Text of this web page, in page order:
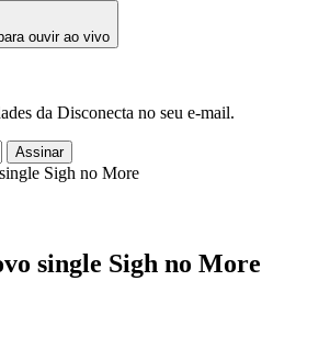
ouvir ao vivo
da Disconecta no seu e-mail.
Assinar
Sigh no More
single Sigh no More